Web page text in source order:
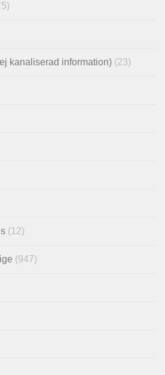
kanaliserad information) (23)
(12)
(947)